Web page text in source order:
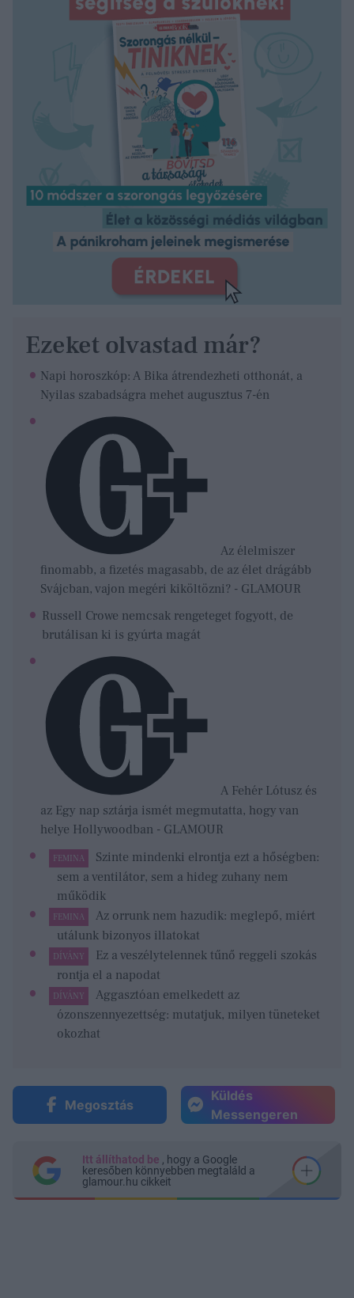
Ezeket olvastad már?
Napi horoszkóp: A Bika átrendezheti otthonát, a
Nyilas szabadságra mehet augusztus 7-én
Az élelmiszer
finomabb, a fizetés magasabb, de az élet drágább
Svájcban, vajon megéri kiköltözni? - GLAMOUR
Russell Crowe nemcsak rengeteget fogyott, de
brutálisan ki is gyúrta magát
A Fehér Lótusz és
az Egy nap sztárja ismét megmutatta, hogy van
helye Hollywoodban - GLAMOUR
FEMINA
Szinte mindenki elrontja ezt a hőségben:
sem a ventilátor, sem a hideg zuhany nem
működik
FEMINA
Az orrunk nem hazudik: meglepő, miért
utálunk bizonyos illatokat
DÍVÁNY
Ez a veszélytelennek tűnő reggeli szokás
rontja el a napodat
DÍVÁNY
Aggasztóan emelkedett az
ózonszennyezettség: mutatjuk, milyen tüneteket
okozhat
Megosztás
Küldés
Messengeren
Itt állíthatod be , hogy a Google
keresőben könnyebben megtaláld a
glamour.hu cikkeit